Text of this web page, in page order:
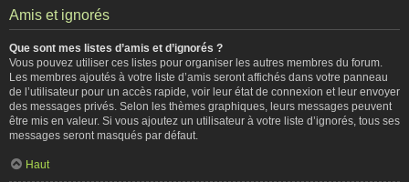
Amis et ignorés
Que sont mes listes d’amis et d’ignorés ?
Vous pouvez utiliser ces listes pour organiser les autres membres du forum.
Les membres ajoutés à votre liste d’amis seront affichés dans votre panneau
de l’utilisateur pour un accès rapide, voir leur état de connexion et leur envoyer
des messages privés. Selon les thèmes graphiques, leurs messages peuvent
être mis en valeur. Si vous ajoutez un utilisateur à votre liste d’ignorés, tous ses
messages seront masqués par défaut.
Haut